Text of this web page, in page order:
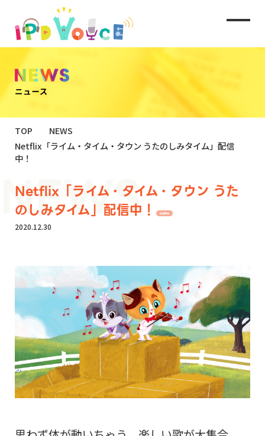
TOP
NEWS
Netflix「ライム・タイム・タウン うたのしみタイム」配信
中！
Netflix「ライム・タイム・タウン うた
のしみタイム」配信中！
出演情報
2020.12.30